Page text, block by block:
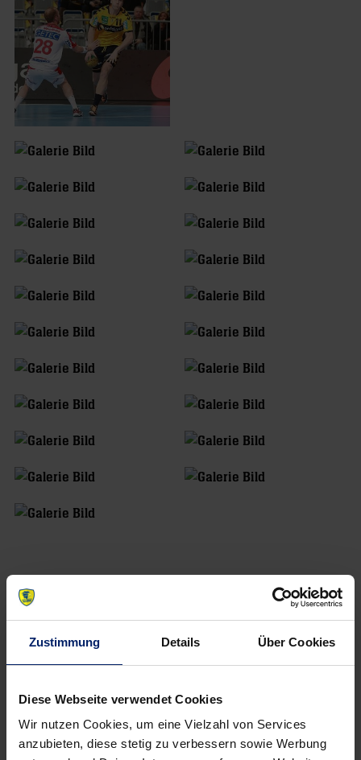
Zustimmung Details Über Cookies
Diese Webseite verwendet Cookies
Wir nutzen Cookies, um eine Vielzahl von Services
anzubieten, diese stetig zu verbessern sowie Werbung